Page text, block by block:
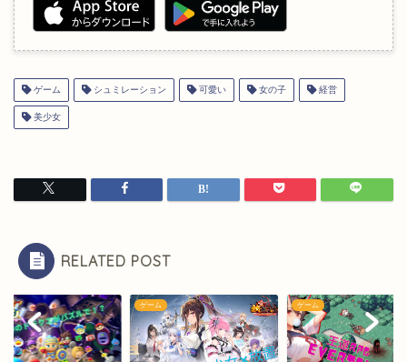
ゲーム シュミレーション 可愛い 女の子 経営
美少女
RELATED POST
ゲーム ゲーム ゲーム